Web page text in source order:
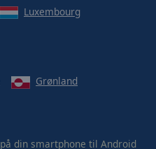
Luxembourg
Grønland
på din smartphone til Android